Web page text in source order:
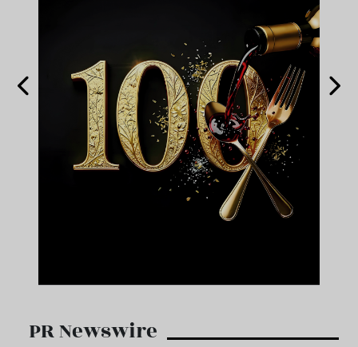
PR Newswire